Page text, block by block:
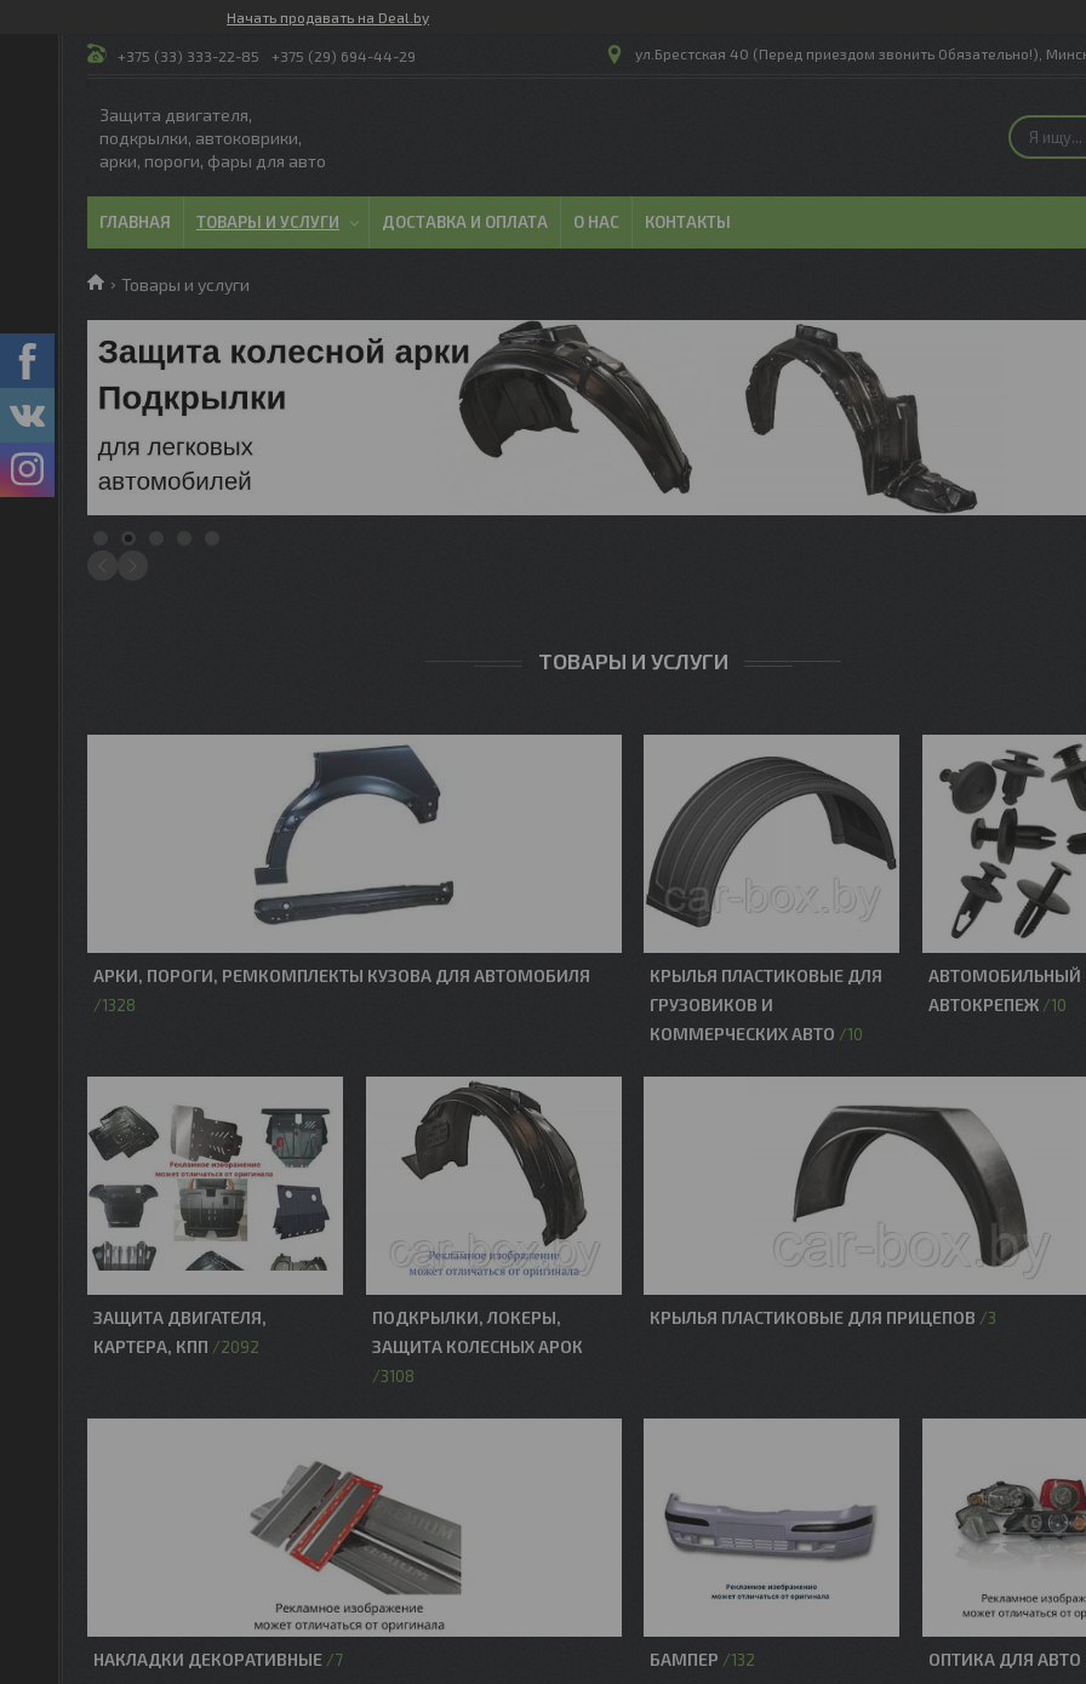
Начать продавать на Deal.by
+375 (33) 333-22-85 +375 (29) 694-44-29 ул.Брестская 40 (Перед приездом звонить Обязательно!),
Защита двигателя,
подкрылки, автоковрики,
арки, пороги, фары для авто
ГЛАВНАЯ ТОВАРЫ И УСЛУГИ ДОСТАВКА И ОПЛАТА О НАС КОНТАКТЫ
Товары и услуги
ТОВАРЫ И УСЛУГИ
АРКИ, ПОРОГИ, РЕМКОМПЛЕКТЫ КУЗОВА ДЛЯ АВТОМОБИЛЯ
1328
КРЫЛЬЯ ПЛАСТИКОВЫЕ ДЛЯ
ГРУЗОВИКОВ И
КОММЕРЧЕСКИХ АВТО
10
АВТОМОБИЛЬНЫЙ
АВТОКРЕПЕЖ
10
ЗАЩИТА ДВИГАТЕЛЯ,
КАРТЕРА, КПП
2092
ПОДКРЫЛКИ, ЛОКЕРЫ,
ЗАЩИТА КОЛЕСНЫХ АРОК
3108
КРЫЛЬЯ ПЛАСТИКОВЫЕ ДЛЯ ПРИЦЕПОВ 3
НАКЛАДКИ ДЕКОРАТИВНЫЕ 7 БАМПЕР 132 ОПТИКА ДЛЯ АВТО